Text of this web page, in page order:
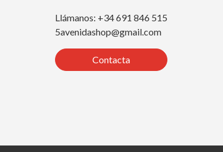
Llámanos: +34 691 846 515
5avenidashop@gmail.com
Contacta